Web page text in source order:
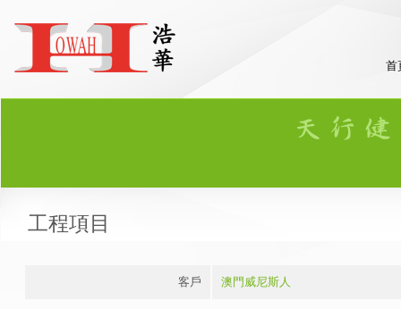
首
工程項目
客戶 澳門威尼斯人